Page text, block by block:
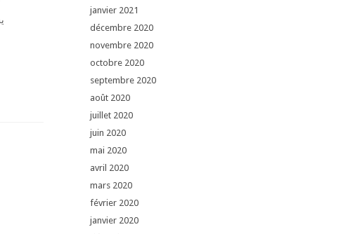
janvier 2021
décembre 2020
novembre 2020
octobre 2020
septembre 2020
août 2020
juillet 2020
juin 2020
mai 2020
avril 2020
mars 2020
février 2020
janvier 2020